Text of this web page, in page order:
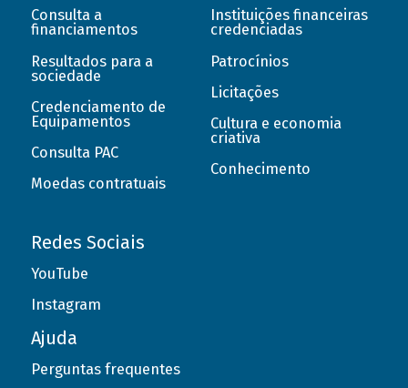
Consulta a
financiamentos
Resultados para a
sociedade
Credenciamento de
Equipamentos
Consulta PAC
Moedas contratuais
Instituições financeiras
credenciadas
Patrocínios
Licitações
Cultura e economia
criativa
Conhecimento
Redes Sociais
YouTube
Instagram
Ajuda
Perguntas frequentes